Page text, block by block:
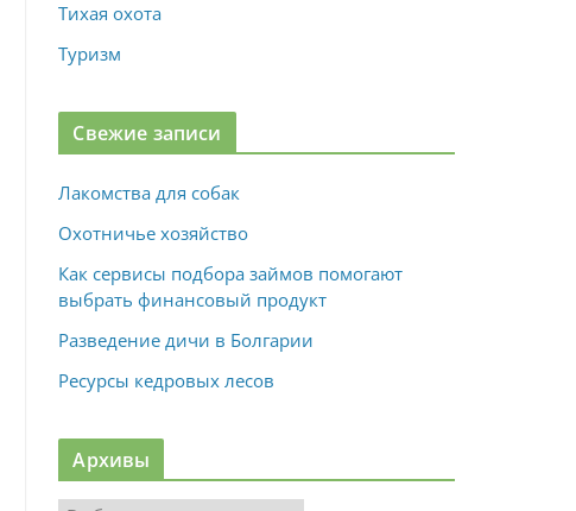
Тихая охота
Туризм
Свежие записи
Лакомства для собак
Охотничье хозяйство
Как сервисы подбора займов помогают
выбрать финансовый продукт
Разведение дичи в Болгарии
Ресурсы кедровых лесов
Архивы